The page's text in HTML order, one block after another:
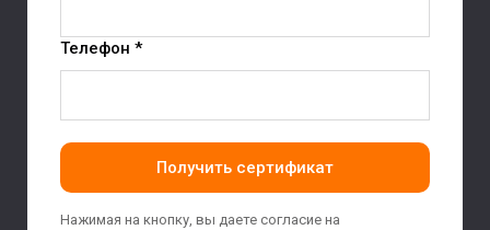
Телефон *
Получить сертификат
Нажимая на кнопку, вы даете согласие на